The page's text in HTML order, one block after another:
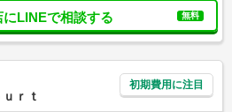
にLINEで相談する 無料
ｒｔ
初期費用に注目